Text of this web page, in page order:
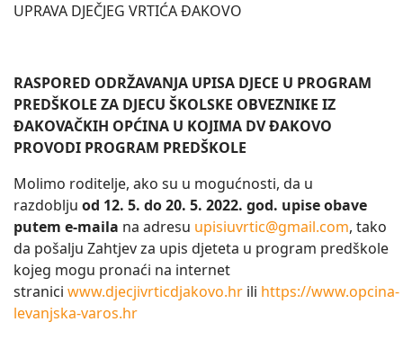
UPRAVA DJEČJEG VRTIĆA ĐAKOVO
RASPORED ODRŽAVANJA UPISA DJECE U PROGRAM
PREDŠKOLE ZA DJECU ŠKOLSKE OBVEZNIKE IZ
ĐAKOVAČKIH OPĆINA U KOJIMA DV ĐAKOVO
PROVODI PROGRAM PREDŠKOLE
Molimo roditelje, ako su u mogućnosti, da u
razdoblju od 12. 5. do 20. 5. 2022. god. upise obave
putem e-maila na adresu upisiuvrtic@gmail.com, tako
da pošalju Zahtjev za upis djeteta u program predškole
kojeg mogu pronaći na internet
stranici www.djecjivrticdjakovo.hr ili https://www.opcina-
levanjska-varos.hr